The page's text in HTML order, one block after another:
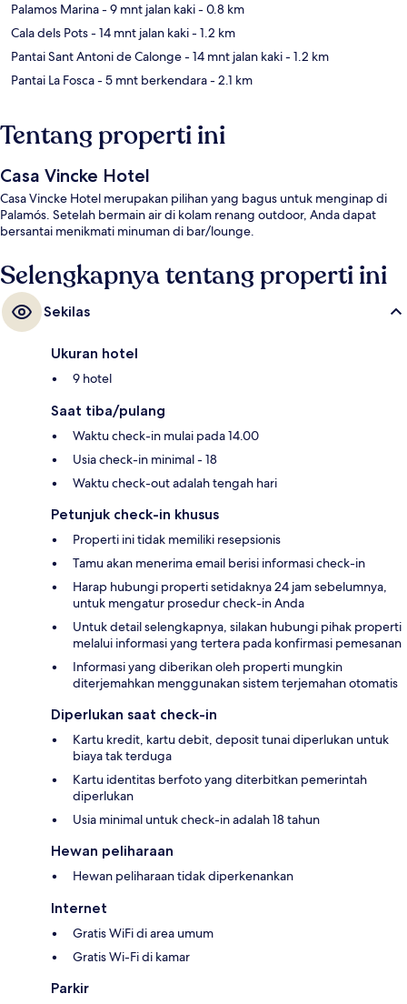
Palamos Marina- 9 mnt jalan kaki- 0.8 km
Cala dels Pots- 14 mnt jalan kaki- 1.2 km
Pantai Sant Antoni de Calonge- 14 mnt jalan kaki- 1.2 km
Pantai La Fosca- 5 mnt berkendara- 2.1 km
Tentang properti ini
Casa Vincke Hotel
Casa Vincke Hotel merupakan pilihan yang bagus untuk menginap di
Palamós. Setelah bermain air di kolam renang outdoor, Anda dapat
bersantai menikmati minuman di bar/lounge.
Selengkapnya tentang properti ini
Sekilas
Ukuran hotel
9 hotel
Saat tiba/pulang
Waktu check-in mulai pada 14.00
Usia check-in minimal - 18
Waktu check-out adalah tengah hari
Petunjuk check-in khusus
Properti ini tidak memiliki resepsionis
Tamu akan menerima email berisi informasi check-in
Harap hubungi properti setidaknya 24 jam sebelumnya,
untuk mengatur prosedur check-in Anda
Untuk detail selengkapnya, silakan hubungi pihak properti
melalui informasi yang tertera pada konfirmasi pemesanan
Informasi yang diberikan oleh properti mungkin
diterjemahkan menggunakan sistem terjemahan otomatis
Diperlukan saat check-in
Kartu kredit, kartu debit, deposit tunai diperlukan untuk
biaya tak terduga
Kartu identitas berfoto yang diterbitkan pemerintah
diperlukan
Usia minimal untuk check-in adalah 18 tahun
Hewan peliharaan
Hewan peliharaan tidak diperkenankan
Internet
Gratis WiFi di area umum
Gratis Wi-Fi di kamar
Parkir